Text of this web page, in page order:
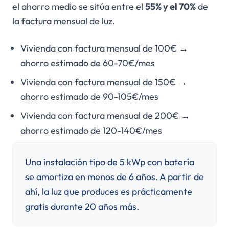
el ahorro medio se sitúa entre el 55% y el 70%de
la factura mensual de luz.
Vivienda con factura mensual de 100€ →
ahorro estimado de 60-70€/mes
Vivienda con factura mensual de 150€ →
ahorro estimado de 90-105€/mes
Vivienda con factura mensual de 200€ →
ahorro estimado de 120-140€/mes
Una instalación tipo de 5 kWp con batería
se amortiza en menos de 6 años. A partir de
ahí, la luz que produces es prácticamente
gratis durante 20 años más.